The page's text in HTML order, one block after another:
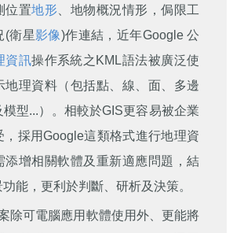
位置地形 、地物概況情形，侷限工
(衛星影像)作連結，近年Google 公
資訊操作系統之KML語法被廣泛使
地理資料（包括點、線、面、多邊
型...）。相較於GIS更容易被企業
，採用Google這類格式進行地理資
添增相關軟體及重新適應問題，結
能，更利於判斷、研析及決策。
除可電腦應用軟體使用外、更能將